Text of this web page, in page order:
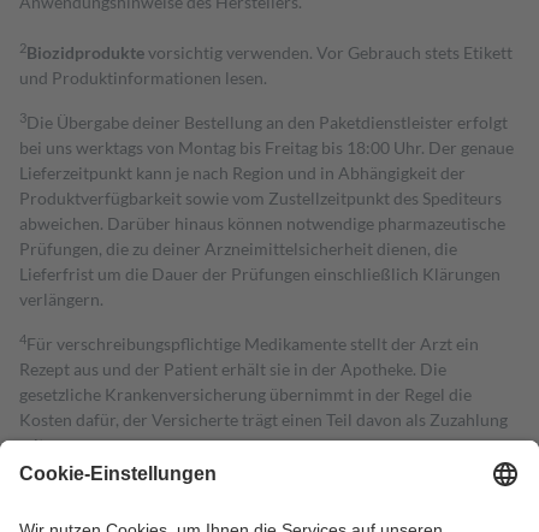
2Biozidproduktevorsichtig verwenden. Vor Gebrauch stets Etikett
und Produktinformationen lesen.
3Die Übergabe deiner Bestellung an den Paketdienstleister erfolgt
bei uns werktags von Montag bis Freitag bis 18:00 Uhr. Der genaue
Lieferzeitpunkt kann je nach Region und in Abhängigkeit der
Produktverfügbarkeit sowie vom Zustellzeitpunkt des Spediteurs
abweichen. Darüber hinaus können notwendige pharmazeutische
Prüfungen, die zu deiner Arzneimittelsicherheit dienen, die
Lieferfrist um die Dauer der Prüfungen einschließlich Klärungen
verlängern.
4Für verschreibungspflichtige Medikamente stellt der Arzt ein
Rezept aus und der Patient erhält sie in der Apotheke. Die
gesetzliche Krankenversicherung übernimmt in der Regel die
Kosten dafür, der Versicherte trägt einen Teil davon als Zuzahlung
mit.
Grundsätzlich leisten Mitglieder Zuzahlungen in Höhe von zehn
höchstens zehn Euro.
Es sind jedoch nie mehr als die tatsächlichen